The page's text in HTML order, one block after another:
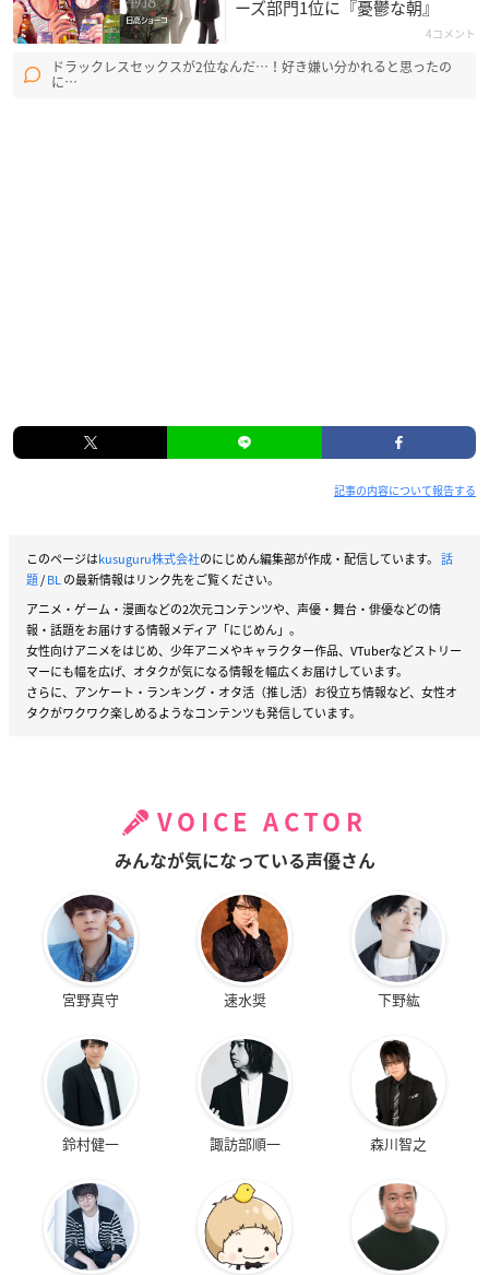
ーズ部門1位に『憂鬱な朝』
4コメント
ドラックレスセックスが2位なんだ…！好き嫌い分かれると思ったの
に…
記事の内容について報告する
このページはkusuguru株式会社のにじめん編集部が作成・配信しています。 話
題/BLの最新情報はリンク先をご覧ください。
アニメ・ゲーム・漫画などの2次元コンテンツや、声優・舞台・俳優などの情
報・話題をお届けする情報メディア「にじめん」。
女性向けアニメをはじめ、少年アニメやキャラクター作品、VTuberなどストリー
マーにも幅を広げ、オタクが気になる情報を幅広くお届けしています。
さらに、アンケート・ランキング・オタ活（推し活）お役立ち情報など、女性オ
タクがワクワク楽しめるようなコンテンツも発信しています。
VOICE ACTOR
みんなが気になっている声優さん
宮野真守 速水奨 下野紘
鈴村健一 諏訪部順一 森川智之